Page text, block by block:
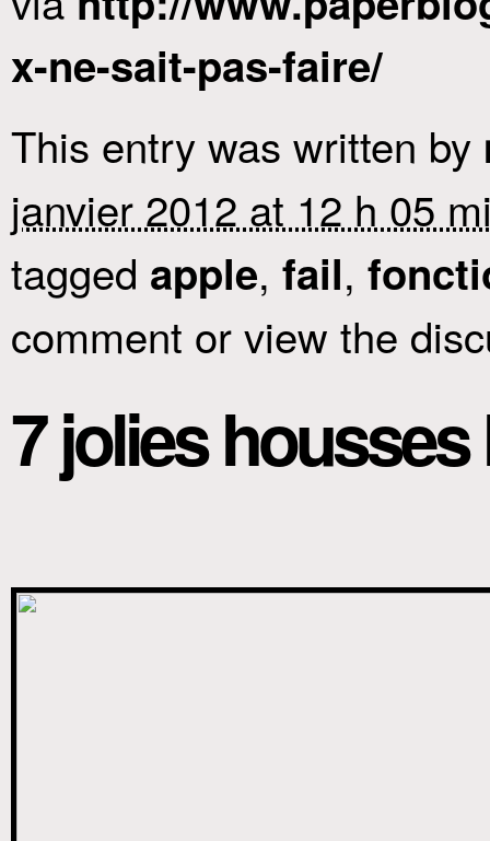
x-ne-sait-pas-faire/
This entry was written by
janvier 2012 at 12 h 05
tagged apple, fail,
comment or view the
7 jolies